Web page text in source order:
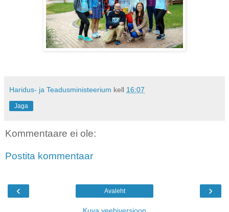
Haridus- ja Teadusministeerium kell 16:07
Jaga
Kommentaare ei ole:
Postita kommentaar
‹ ›
Avaleht